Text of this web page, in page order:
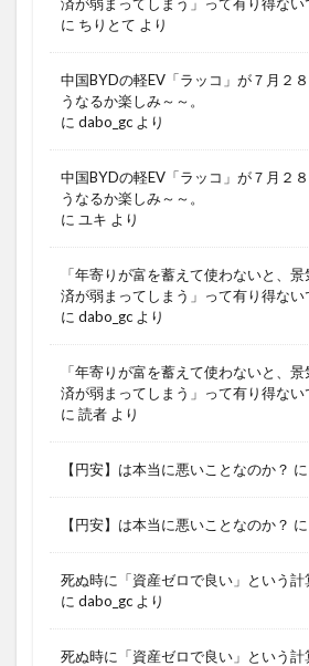
に ちりとて より
中国BYDの軽EV「ラッコ」が７月２
うなるか楽しみ～～。
に dabo_gc より
中国BYDの軽EV「ラッコ」が７月２
うなるか楽しみ～～。
に ユキ より
「年寄りが富を蓄えて使わないと、
済が弱まってしまう」って有り得ない
に dabo_gc より
「年寄りが富を蓄えて使わないと、
済が弱まってしまう」って有り得ない
に 読者 より
【円安】は本当に悪いことなのか？ に
【円安】は本当に悪いことなのか？ に
死ぬ時に「資産ゼロで良い」という計
に dabo_gc より
死ぬ時に「資産ゼロで良い」という計